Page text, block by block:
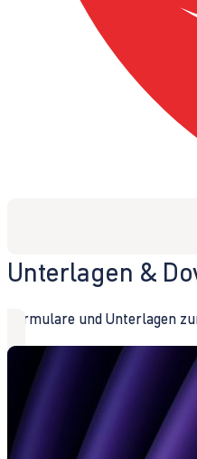
Unterlagen &
Formulare und Unterlagen